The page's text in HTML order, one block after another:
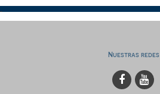
Nuestras redes